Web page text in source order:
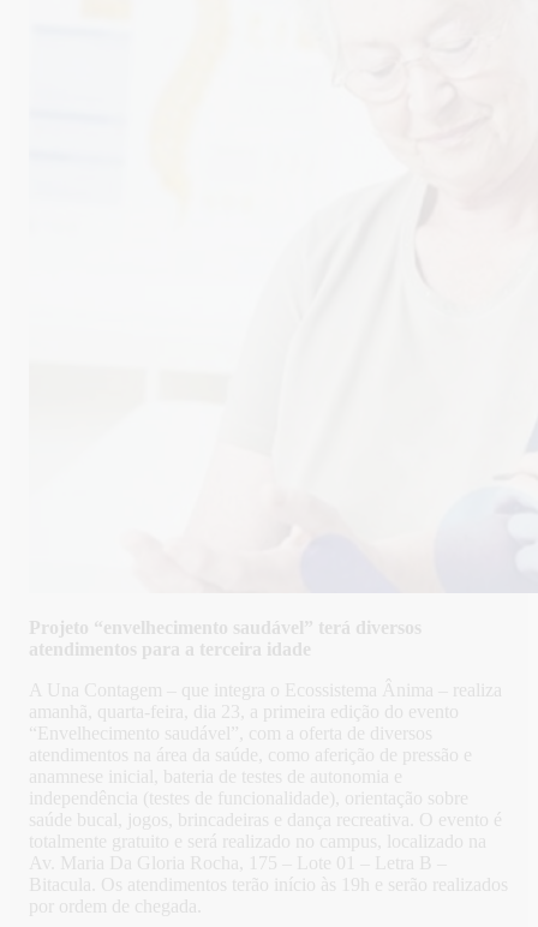
Projeto “envelhecimento saudável” terá diversos
atendimentos para a terceira idade
A Una Contagem – que integra o Ecossistema Ânima – realiza
amanhã, quarta-feira, dia 23, a primeira edição do evento
“Envelhecimento saudável”, com a oferta de diversos
atendimentos na área da saúde, como aferição de pressão e
anamnese inicial, bateria de testes de autonomia e
independência (testes de funcionalidade), orientação sobre
saúde bucal, jogos, brincadeiras e dança recreativa. O evento é
totalmente gratuito e será realizado no campus, localizado na
Av. Maria Da Gloria Rocha, 175 – Lote 01 – Letra B –
Bitacula. Os atendimentos terão início às 19h e serão realizados
por ordem de chegada.